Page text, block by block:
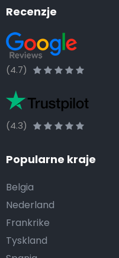
Recenzje
(4.7)
(4.3)
Popularne kraje
Belgia
Nederland
Frankrike
Tyskland